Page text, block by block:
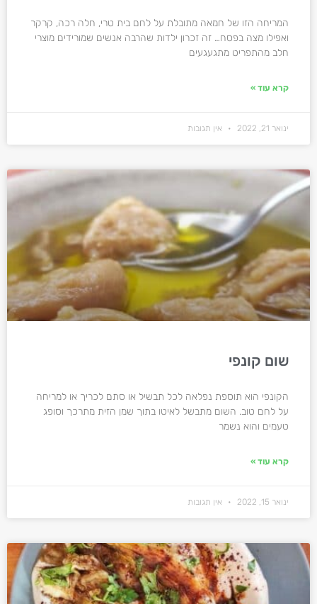
המריחה הזו של חמאה מתובלת על לחם בית טרי, חלה רכה, קרקר
ואפילו מצה בפסח… זה זכרון ילדות שהרבה אנשים שמורידים מוצרי
חלב מהתפריט מתגעגעים
קרא עוד »
ינואר 21, 2022 אין תגובות
שום קונפי
הקונפי הוא תוספת נפלאה לכל תבשיל או סתם לכריך או למריחה
על לחם טוב. השום מתבשל לאיטו בתוך שמן הזית מתרכך וסופג
טעמים והוא נשמר
קרא עוד »
ינואר 15, 2022 אין תגובות